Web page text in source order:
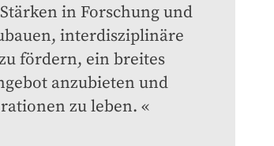
in Forschung und
interdisziplinäre
fördern, ein breites
anzubieten und
zu leben.